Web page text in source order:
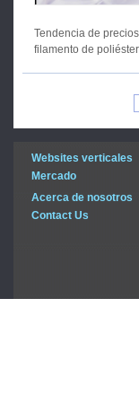
Tendencia de precios: Según los datos de precios de SunSirs, los precios de algunas
filamento de
Websites verticales
Mercado
Acerca de nosotros
Contact Us